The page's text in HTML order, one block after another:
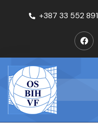
+387 33 552 891